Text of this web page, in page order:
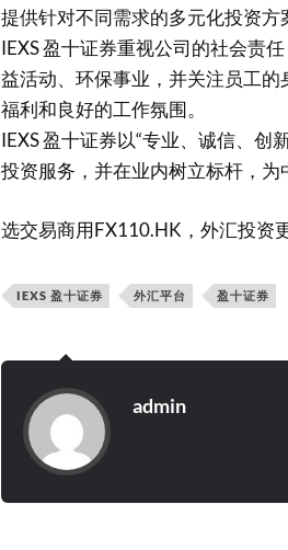
提供针对不同需求的多元化投资方
IEXS 盈十证券重视公司的社会责
益活动、环保事业，并关注员工
福利和良好的工作氛围。
IEXS 盈十证券以“专业、诚信、创
投资服务，并在业内树立标杆，为
选交易商用FX110.HK，外汇投资
IEXS 盈十证券 外汇平台 盈十证券
admin